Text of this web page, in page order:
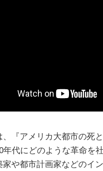
、『アメリカ大都市の死
年代にどのような革命を
家や都市計画家などのイ